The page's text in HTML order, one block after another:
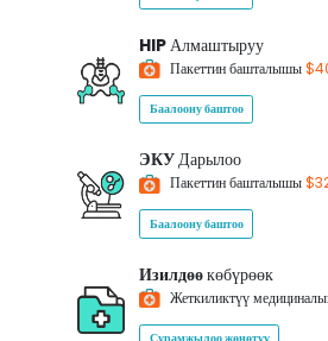
HIPАлмаштыруу
Пакеттин башталышы
Баалоону баштоо
ЭКУДарылоо
Пакеттин башталышы
Баалоону баштоо
Изилдөөкөбүрөөк
Жеткиликтүү